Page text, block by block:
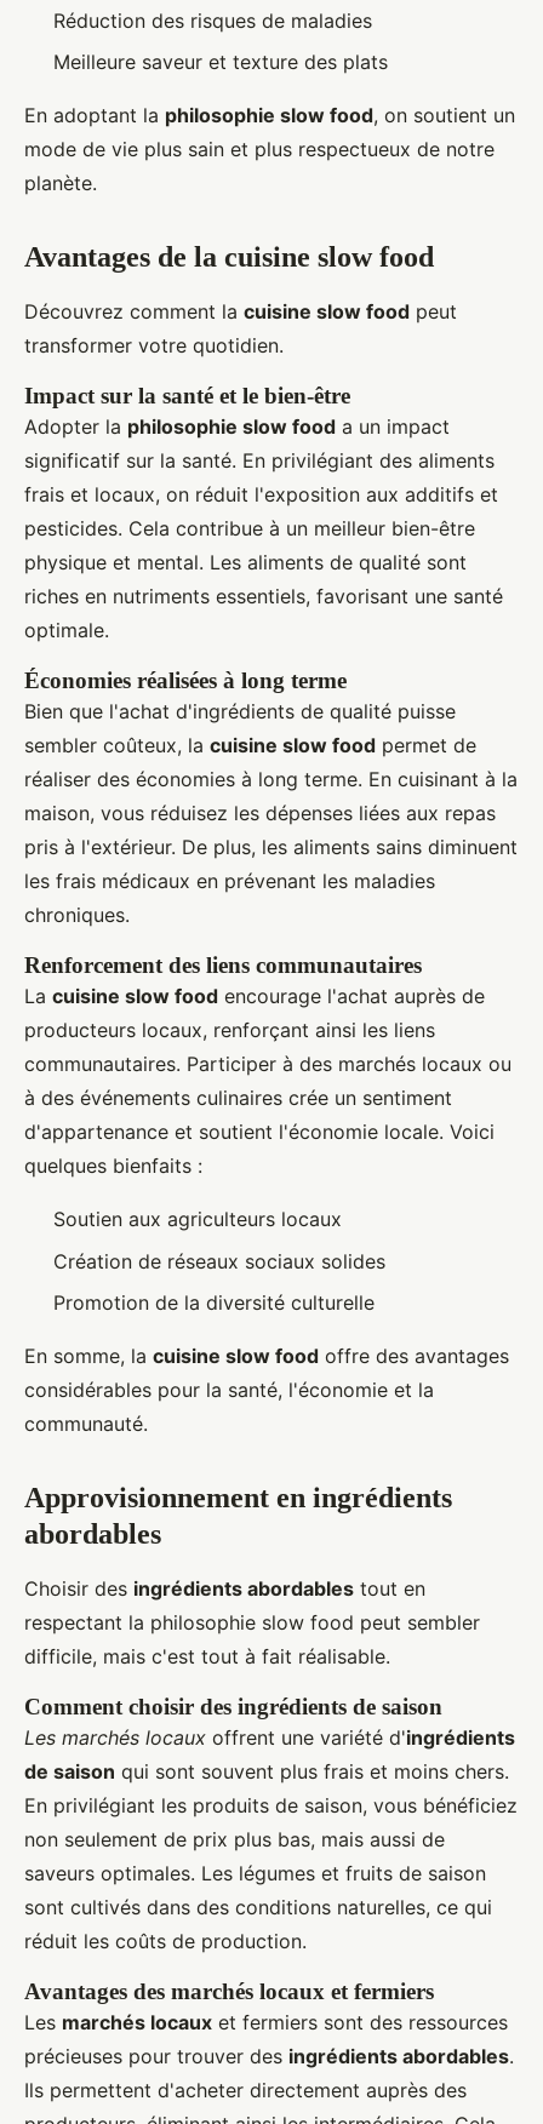
Réduction des risques de maladies
Meilleure saveur et texture des plats
En adoptant la philosophie slow food, on soutient un
mode de vie plus sain et plus respectueux de notre
planète.
Avantages de la cuisine slow food
Découvrez comment la cuisine slow food peut
transformer votre quotidien.
Impact sur la santé et le bien-être
Adopter la philosophie slow food a un impact
significatif sur la santé. En privilégiant des aliments
frais et locaux, on réduit l'exposition aux additifs et
pesticides. Cela contribue à un meilleur bien-être
physique et mental. Les aliments de qualité sont
riches en nutriments essentiels, favorisant une santé
optimale.
Économies réalisées à long terme
Bien que l'achat d'ingrédients de qualité puisse
sembler coûteux, la cuisine slow food permet de
réaliser des économies à long terme. En cuisinant à la
maison, vous réduisez les dépenses liées aux repas
pris à l'extérieur. De plus, les aliments sains diminuent
les frais médicaux en prévenant les maladies
chroniques.
Renforcement des liens communautaires
La cuisine slow food encourage l'achat auprès de
producteurs locaux, renforçant ainsi les liens
communautaires. Participer à des marchés locaux ou
à des événements culinaires crée un sentiment
d'appartenance et soutient l'économie locale. Voici
quelques bienfaits :
Soutien aux agriculteurs locaux
Création de réseaux sociaux solides
Promotion de la diversité culturelle
En somme, la cuisine slow food offre des avantages
considérables pour la santé, l'économie et la
communauté.
Approvisionnement en ingrédients
abordables
Choisir des ingrédients abordables tout en
respectant la philosophie slow food peut sembler
difficile, mais c'est tout à fait réalisable.
Comment choisir des ingrédients de saison
Les marchés locaux offrent une variété d'ingrédients
de saison qui sont souvent plus frais et moins chers.
En privilégiant les produits de saison, vous bénéficiez
non seulement de prix plus bas, mais aussi de
saveurs optimales. Les légumes et fruits de saison
sont cultivés dans des conditions naturelles, ce qui
réduit les coûts de production.
Avantages des marchés locaux et fermiers
Les marchés locaux et fermiers sont des ressources
précieuses pour trouver des ingrédients abordables.
Ils permettent d'acheter directement auprès des